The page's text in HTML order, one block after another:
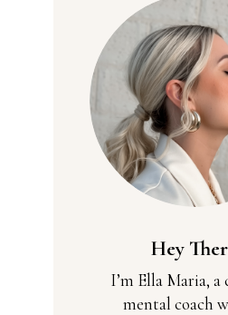
Hey
I’m Ella Maria,
mental coach